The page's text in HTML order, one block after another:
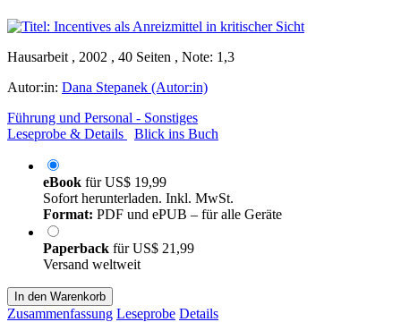
Hausarbeit , 2002 , 40 Seiten , Note: 1,3
Autor:in: Dana Stepanek (Autor:in)
Führung und Personal - Sonstiges
Leseprobe & Details
Blick ins Buch
eBook fürUS$ 19,99
Sofort herunterladen. Inkl. MwSt.
Format: PDF und ePUB – für alle Geräte
Paperback fürUS$ 21,99
Versand weltweit
In den Warenkorb
Zusammenfassung Leseprobe Details